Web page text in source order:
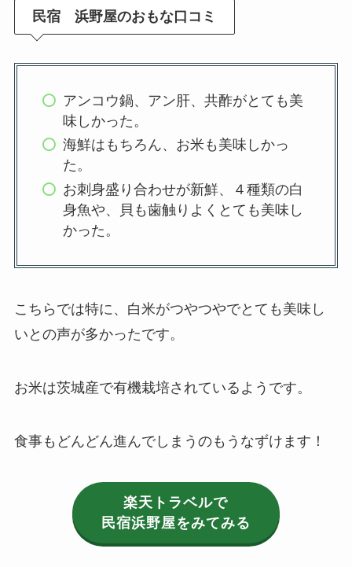
民宿 浜野屋のおもな口コミ
アンコウ鍋、アン肝、共酢がとても美
味しかった。
海鮮はもちろん、お米も美味しかっ
た。
お刺身盛り合わせが新鮮、４種類の白
身魚や、貝も歯触りよくとても美味し
かった。
こちらでは特に、白米がつやつやでとても美味し
いとの声が多かったです。
お米は茨城産で有機栽培されているようです。
食事もどんどん進んでしまうのもうなずけます！
楽天トラベルで
民宿浜野屋をみてみる